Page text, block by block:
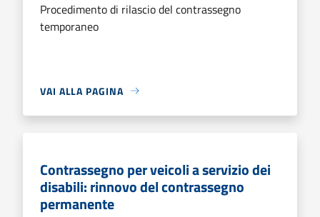
Procedimento di rilascio del contrassegno
temporaneo
VAI ALLA PAGINA
Contrassegno per veicoli a servizio dei
disabili: rinnovo del contrassegno
permanente